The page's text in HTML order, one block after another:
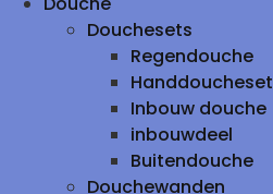
Douchesets
Regendouche
Handdoucheset
Inbouw douche
inbouwdeel
Buitendouche
Douchewanden